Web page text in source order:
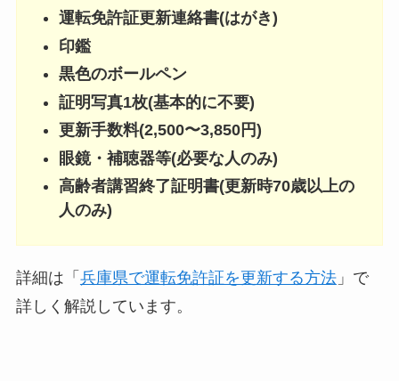
運転免許証更新連絡書(はがき)
印鑑
黒色のボールペン
証明写真1枚(基本的に不要)
更新手数料(2,500〜3,850円)
眼鏡・補聴器等(必要な人のみ)
高齢者講習終了証明書(更新時70歳以上の
人のみ)
詳細は「 兵庫県で運転免許証を更新する方法」で
詳しく解説しています。